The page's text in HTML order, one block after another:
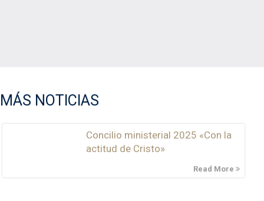
MÁS NOTICIAS
Concilio ministerial 2025 «Con la
actitud de Cristo»
Read More